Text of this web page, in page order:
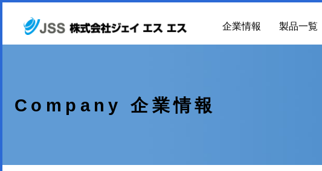
企業情報 製品一覧
Company 企業情報